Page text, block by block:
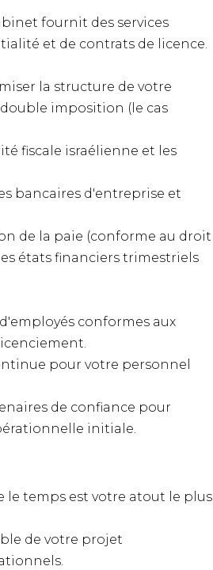
fournit des services
et de contrats de licence.
la structure de votre
imposition (le cas
fiscale israélienne et les
bancaires d'entreprise et
de la paie (conforme au droit
états financiers trimestriels
conformes aux
pour votre personnel
de confiance pour
initiale.
le temps est votre atout le plus
de votre projet